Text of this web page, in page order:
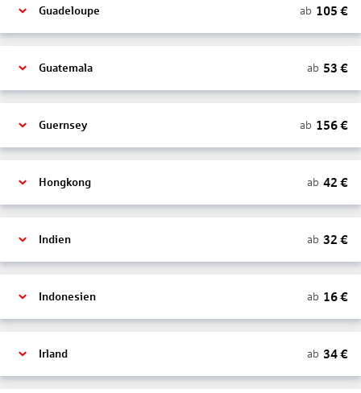
Guadeloupe ab 105 €
Guatemala ab 53 €
Guernsey ab 156€
Hongkong ab 42 €
Indien ab 32 €
Indonesien ab 16€
Irland ab 34€